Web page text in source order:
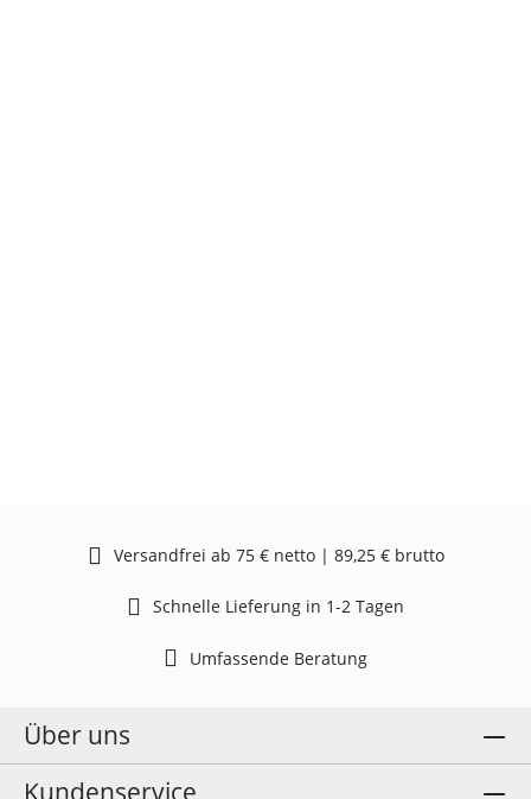
Versandfrei ab 75 € netto | 89,25 € brutto
Schnelle Lieferung in 1-2 Tagen
Umfassende Beratung
Über uns
Kundenservice